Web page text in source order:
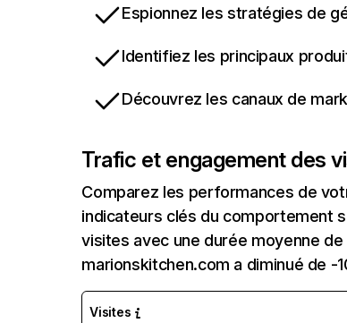
Espionnez les stratégies de
Identifiez les principaux
Découvrez les canaux de
Trafic et engagement des
Comparez les performances de
indicateurs clés du comportement
visites avec une durée moyenne
marionskitchen.com a diminué de -
Visites